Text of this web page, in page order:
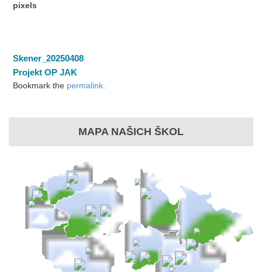
pixels
Skener_20250408
Projekt OP JAK
Bookmark the permalink.
MAPA NAŠICH ŠKOL